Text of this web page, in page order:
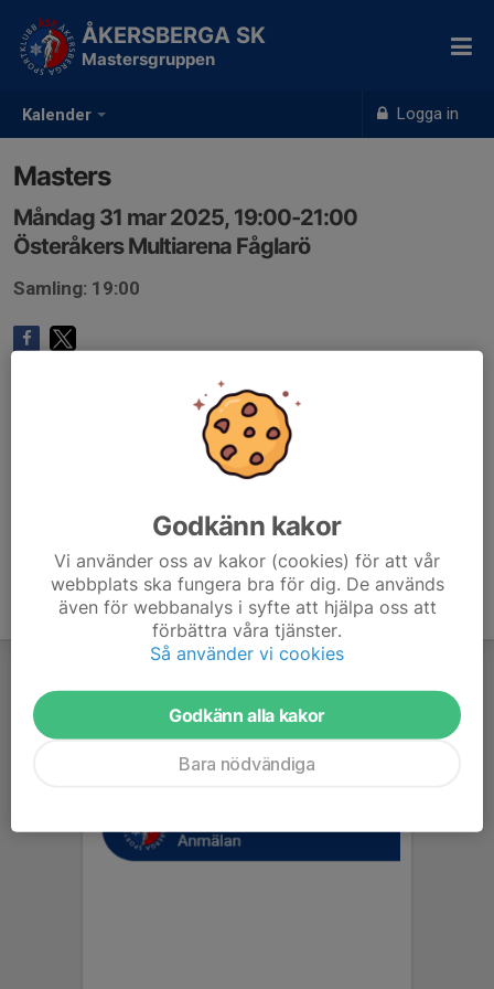
Kalender Logga in
ÅKERSBERGA SK
Mastersgruppen
Masters
Måndag 31 mar 2025, 19:00-21:00
Österåkers Multiarena Fåglarö
Samling: 19:00
Godkänn kakor
Vi använder oss av kakor (cookies) för att vår
webbplats ska fungera bra för dig. De används
även för webbanalys i syfte att hjälpa oss att
förbättra våra tjänster.
Så använder vi cookies
Godkänn alla kakor
Bara nödvändiga